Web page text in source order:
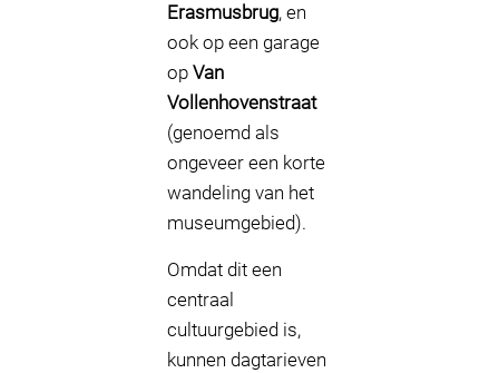
Erasmusbrug, en
ook op een garage
op Van
Vollenhovenstraat
(genoemd als
ongeveer een korte
wandeling van het
museumgebied).
Omdat dit een
centraal
cultuurgebied is,
kunnen dagtarieven